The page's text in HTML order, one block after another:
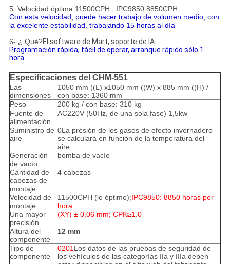
5. Velocidad óptima:11500CPH ; IPC9850:8850CPH
Con esta velocidad, puede hacer trabajo de volumen medio, con
la excelente estabilidad, trabajando 15 horas al día
6- ¿ Qué?El software de Mart, soporte de IA.
Programación rápida, fácil de operar, arranque rápido sólo 1
hora.
Especificaciones del CHM-551
Las
dimensiones
1050 mm ((L) x1050 mm ((W) x 885 mm ((H) /
con base: 1360 mm
Peso
200 kg / con base: 310 kg
Fuente de
alimentación
AC220V (50Hz, de una sola fase) 1,5kw
Suministro de
aire
0La presión de los gases de efecto invernadero
se calculará en función de la temperatura del
aire.
Generación
de vacío
bomba de vacío
Cantidad de
cabezas de
montaje
4 cabezas
Velocidad de
montaje
11500CPH (lo óptimo);IPC9850: 8850 horas por
hora
Una mayor
precisión
(XY) ± 0,06 mm; CPK≥1.0
Altura del
componente
12 mm
Tipo de
componente
0201Los datos de las pruebas de seguridad de
los vehículos de las categorías IIa y IIIa deben